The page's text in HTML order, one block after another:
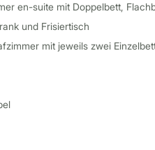
en-suite mit Doppelbett,
und Frisiertisch
mit jeweils zwei